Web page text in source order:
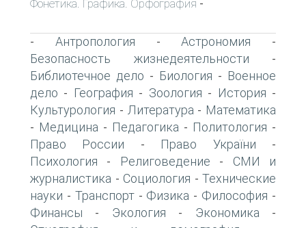
Фонетика. Графика. Орфография -
- Антропология -Астрономия -
Безопасность жизнедеятельности -
Библиотечное дело - Биология - Военное
дело - География - Зоология - История -
Культурология - Литература - Математика
- Медицина - Педагогика - Политология -
Право России - Право України -
Психология - Религоведение - СМИ и
журналистика - Социология - Технические
науки - Транспорт- Физика - Философия -
Финансы - Экология - Экономика -